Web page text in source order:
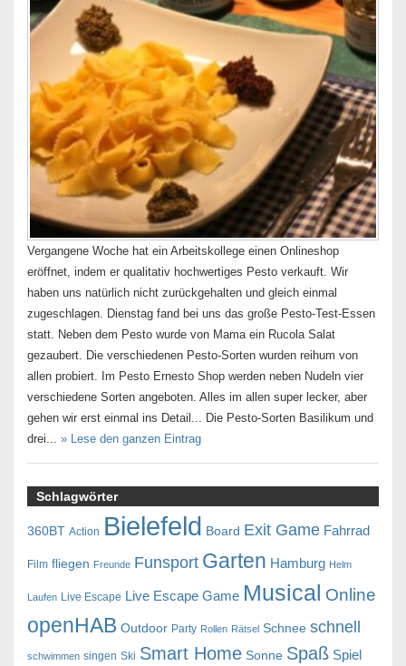
Vergangene Woche hat ein Arbeitskollege einen Onlineshop
eröffnet, indem er qualitativ hochwertiges Pesto verkauft. Wir
haben uns natürlich nicht zurückgehalten und gleich einmal
zugeschlagen. Dienstag fand bei uns das große Pesto-Test-Essen
statt. Neben dem Pesto wurde von Mama ein Rucola Salat
gezaubert. Die verschiedenen Pesto-Sorten wurden reihum von
allen probiert. Im Pesto Ernesto Shop werden neben Nudeln vier
verschiedene Sorten angeboten. Alles im allen super lecker, aber
gehen wir erst einmal ins Detail... Die Pesto-Sorten Basilikum und
drei... » Lese den ganzen Eintrag
Schlagwörter
360BT Action Bielefeld Board Exit Game Fahrrad
Film fliegen Freunde Funsport Garten Hamburg Helm
Laufen Live Escape Live Escape Game Musical Online
openHAB Outdoor Party Rollen Rätsel Schnee schnell
schwimmen singen Ski Smart Home Sonne Spaß Spiel